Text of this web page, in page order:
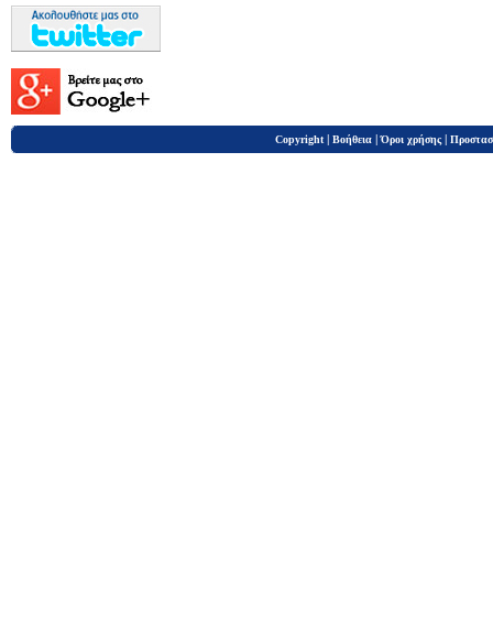
Copyright | Βοήθεια |Όροι χρήσης |